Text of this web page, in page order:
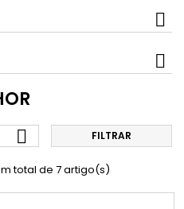
 FILTRAR
total de 7 artigo(s)